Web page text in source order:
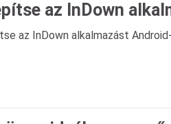
az InDown
az InDown alkalmazást